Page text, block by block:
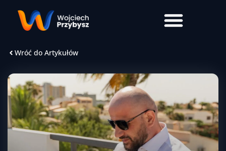
Wróć do Artykułów